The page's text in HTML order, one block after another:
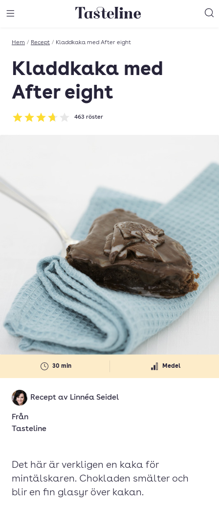
Till Tastelines startsida
Hem / Recept / Kladdkaka med After eight
Kladdkaka med
After eight
Betyg: 3.72 av 5
463 röster
30 min Medel
Recept av Linnéa Seidel
Från
Tasteline
Det här är verkligen en kaka för
mintälskaren. Chokladen smälter och
blir en fin glasyr över kakan.